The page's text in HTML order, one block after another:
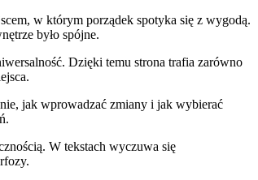
w którym porządek spotyka się z wygodą.
było spójne.
Dzięki temu strona trafia zarówno
jak wprowadzać zmiany i jak wybierać
W tekstach wyczuwa się